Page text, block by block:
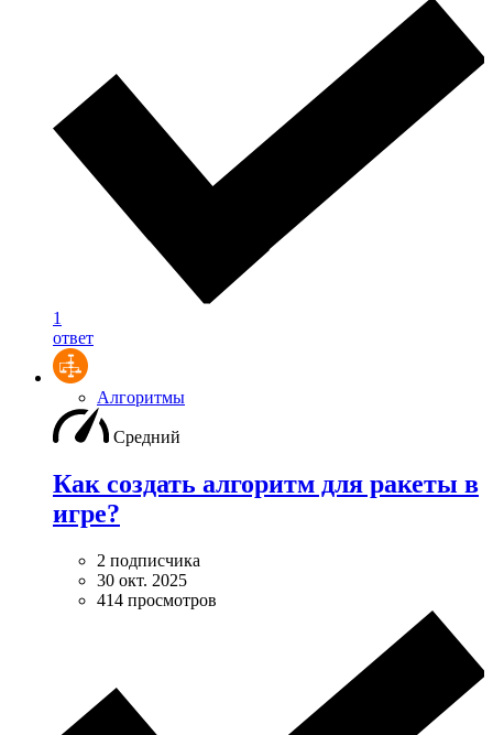
1
ответ
Алгоритмы
Средний
Как создать алгоритм для ракеты в
игре?
2 подписчика
30 окт. 2025
414 просмотров